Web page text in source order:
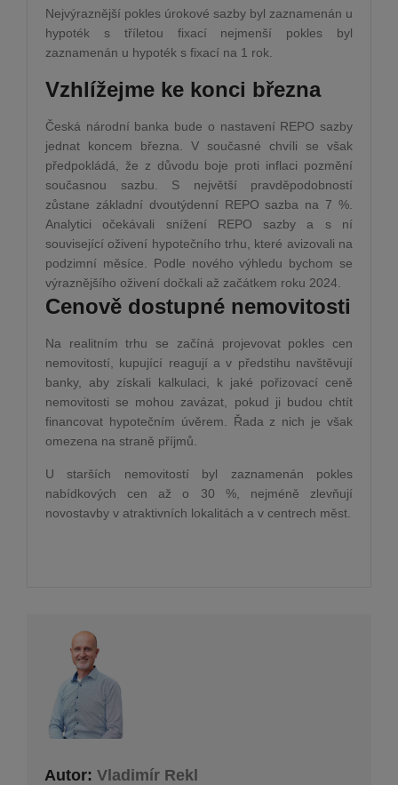
Nejvýraznější pokles úrokové sazby byl zaznamenán u
hypoték s tříletou fixací nejmenší pokles byl
zaznamenán u hypoték s fixací na 1 rok.
Vzhlížejme ke konci března
Česká národní banka bude o nastavení REPO sazby
jednat koncem března. V současné chvíli se však
předpokládá, že z důvodu boje proti inflaci pozmění
současnou sazbu. S největší pravděpodobností
zůstane základní dvoutýdenní REPO sazba na 7 %.
Analytici očekávali snížení REPO sazby a s ní
související oživení hypotečního trhu, které avizovali na
podzimní měsíce. Podle nového výhledu bychom se
výraznějšího oživení dočkali až začátkem roku 2024.
Cenově dostupné nemovitosti
Na realitním trhu se začíná projevovat pokles cen
nemovitostí, kupující reagují a v předstihu navštěvují
banky, aby získali kalkulaci, k jaké pořizovací ceně
nemovitosti se mohou zavázat, pokud ji budou chtít
financovat hypotečním úvěrem. Řada z nich je však
omezena na straně příjmů.
U starších nemovitostí byl zaznamenán pokles
nabídkových cen až o 30 %, nejméně zlevňují
novostavby v atraktivních lokalitách a v centrech měst.
Autor: Vladimír Rekl